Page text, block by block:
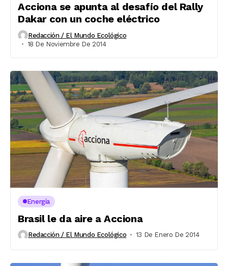
Acciona se apunta al desafío del Rally
Dakar con un coche eléctrico
Redacción / El Mundo Ecológico
18 De Noviembre De 2014
Energía
Brasil le da aire a Acciona
Redacción / El Mundo Ecológico 13 De Enero De 2014